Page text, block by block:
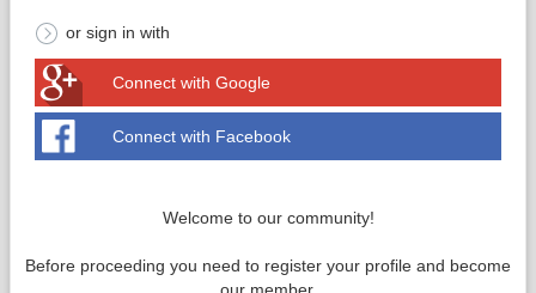
or sign in with
Connect with Google
Connect with Facebook
Welcome to our community!
Before proceeding you need to register your profile and become